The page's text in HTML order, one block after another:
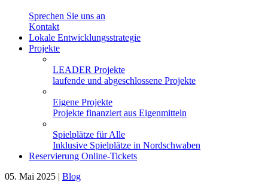
Sprechen Sie uns an
Kontakt
Lokale Entwicklungsstrategie
Projekte
LEADER Projekte
laufende und abgeschlossene Projekte
Eigene Projekte
Projekte finanziert aus Eigenmitteln
Spielplätze für Alle
Inklusive Spielplätze in Nordschwaben
Reservierung Online-Tickets
05. Mai 2025 | Blog